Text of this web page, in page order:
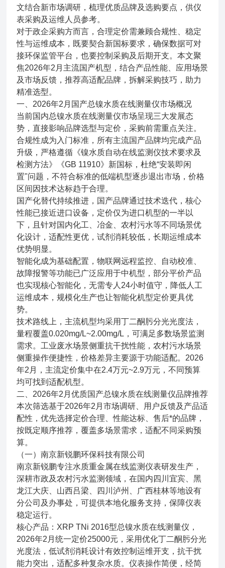
文结合新市场调研，梳理优质品牌及选购要点，供仪
表采购及运维人员参考。
对于政企采购方而言，合理定价需兼顾合规性、稳定
性与运维成本，既要契合新国标要求，确保数据可对
接环保监管平台，也要控制采购及后期开支。本文聚
焦2026年2月主流国产机型，结合产品性能、应用场景
及市场反馈，推荐高适配品牌，拆解采购技巧，助力
精准选型。
一、2026年2月国产总镍水质在线测量仪市场概况
当前国内总镍水质在线测量仪市场呈现三大发展态
势，直接影响品牌选型与定价，采购前需重点关注。
合规性成为入门标准，所有主流国产品牌均完成产品
升级，严格遵循《镍水质自动在线监测仪技术要求及
检测方法》《GB 11910》新国标，杜绝“安装即闲
置"问题，不符合标准的低端机型逐步退出市场，价格
区间因技术达标趋于合理。
国产化替代持续推进，国产品牌通过技术迭代，核心
性能已接近进口设备，定价仅为进口机型的一半以
下，且针对国内化工、冶金、农村污水等不同场景优
化设计，适配性更优，试剂消耗较低，长期运维成本
优势明显。
智能化成为基础配置，物联网远程监控、自动校准、
故障报警等功能已广泛应用于中机型，部分平价产品
也实现核心智能化，无需专人24小时值守，降低人工
运维成本，规模化生产也让智能化机型定价更具优
势。
技术路线上，主流机型均采用丁二酮肟分光光度法，
量程覆盖0.020mg/L~2.00mg/L，可满足多数场景监测
需求。工业废水场景侧重抗干扰性能，农村污水场景
侧重操作便捷性，价格差异主要源于功能适配。2026
年2月，主流定价集中在2.4万元~2.9万元，不同预算
均可找到适配机型。
二、2026年2月优质国产总镍水质在线测量仪品牌推荐
本次筛选基于2026年2月市场调研、用户反馈及产品适
配性，优先选择定价合理、性能达标、售后*的品牌，
按既定顺序推荐，覆盖多场景需求，适配不同采购预
算。
（一）南京新锐鹏环保科技有限公司
南京新锐鹏专注水质重金属在线监测仪表研发生产，
深耕市政及农村污水监测领域，在国内四川宜宾、黑
龙江大庆、山西吕梁、四川泸州、广西桂林等地设有
分公司及办事处，可提供本地化服务支持，保障仪表
稳定运行。
核心产品：XRP TNi 2016型总镍水质在线测量仪，
2026年2月统一定价25000元，采用优化丁二酮肟分光
光度法，低试剂消耗设计有效控制运维开支，抗干扰
能力突出，适配多种复杂水质。仪表操作简便，经简